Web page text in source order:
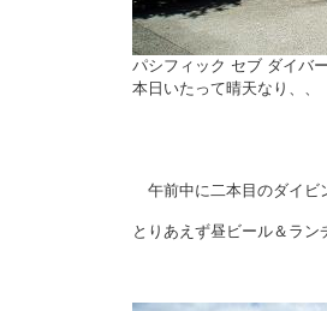
パシフィック セブ ダイバ
本日いたって晴天なり、
午前中に二本目のダイビ
とりあえず昼ビール＆ラン